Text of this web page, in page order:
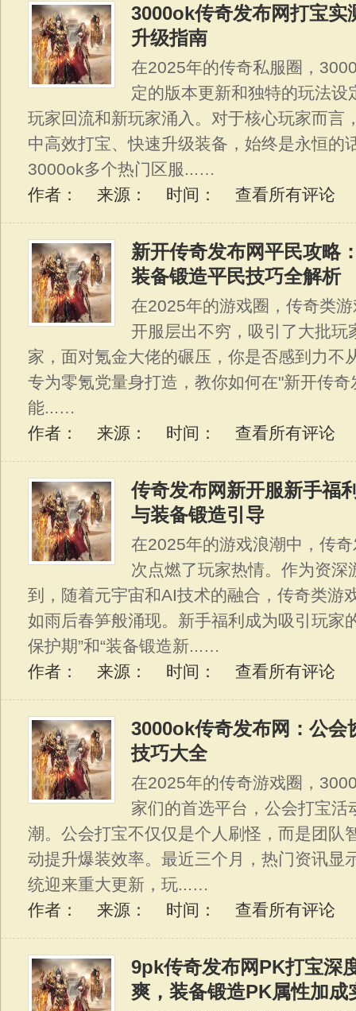
3000ok传奇发布网打宝实
升级指南
在2025年的传奇私服圈，
定的版本更新和独特的玩法设
玩家回流和新玩家涌入。对于核心玩家而言
中高效打宝、快速升级装备，始终是永恒的
3000ok多个热门区服...…
作者： 来源： 时间： 查看所有评论
新开传奇发布网平民攻略
装备锻造平民技巧全解析
在2025年的游戏圈，传奇类
开服层出不穷，吸引了大批玩
家，面对氪金大佬的碾压，你是否感到力不
专为零氪党量身打造，教你如何在"新开传
能...…
作者： 来源： 时间： 查看所有评论
传奇发布网新开服新手福
与装备锻造引导
在2025年的游戏浪潮中，传
次点燃了玩家热情。作为资深
到，随着元宇宙和AI技术的融合，传奇类游
如雨后春笋般涌现。新手福利成为吸引玩家
保护期”和“装备锻造新...…
作者： 来源： 时间： 查看所有评论
3000ok传奇发布网：公会
技巧大全
在2025年的传奇游戏圈，
家们的首选平台，公会打宝活
潮。公会打宝不仅仅是个人刷怪，而是团队
动提升爆装效率。最近三个月，热门资讯显
统迎来重大更新，玩...…
作者： 来源： 时间： 查看所有评论
9pk传奇发布网PK打宝深
爽，装备锻造PK属性加成